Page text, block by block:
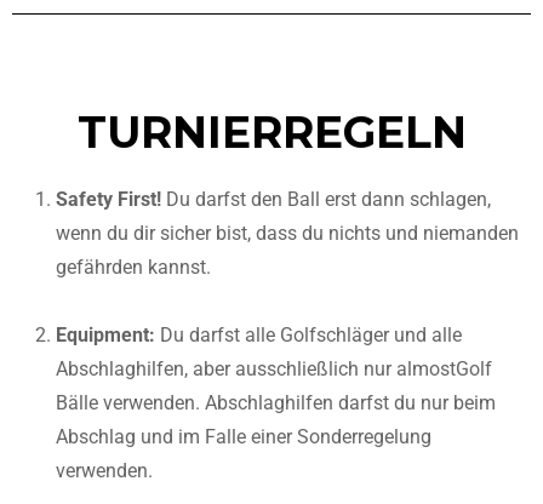
TURNIERREGELN
Safety First! Du darfst den Ball erst dann schlagen,
wenn du dir sicher bist, dass du nichts und niemanden
gefährden kannst.
Equipment: Du darfst alle Golfschläger und alle
Abschlaghilfen, aber ausschließlich nur almostGolf
Bälle verwenden. Abschlaghilfen darfst du nur beim
Abschlag und im Falle einer Sonderregelung
verwenden.